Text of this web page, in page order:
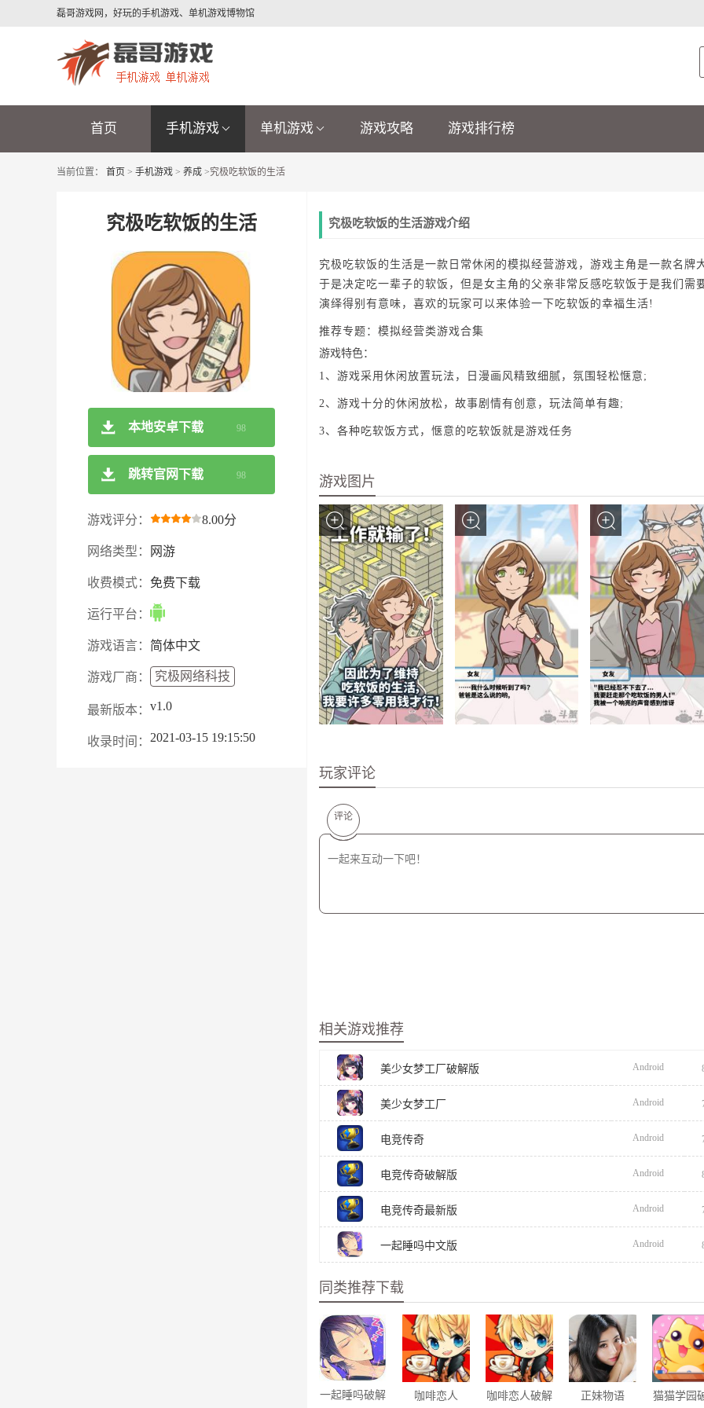
磊哥游戏网，好玩的手机游戏、单机游戏博物馆
首页 手机游戏 单机游戏 游戏攻略 游戏排行榜
当前位置： 首页 > 手机游戏 > 养成 >究极吃软饭的生活
究极吃软饭的生活
本地安卓下载 98
跳转官网下载 98
游戏评分： 8.00分
网络类型： 网游
收费模式： 免费下载
运行平台：
游戏语言： 简体中文
游戏厂商： 究极网络科技
最新版本： v1.0
收录时间： 2021-03-15 19:15:50
究极吃软饭的生活游戏介绍
究极吃软饭的生活是一款日常休闲的模拟经营游戏，游戏主角是一款名
于是决定吃一辈子的软饭，但是女主角的父亲非常反感吃软饭于是我们
演绎得别有意味，喜欢的玩家可以来体验一下吃软饭的幸福生活!
推荐专题：模拟经营类游戏合集
游戏特色：
1、游戏采用休闲放置玩法，日漫画风精致细腻，氛围轻松惬意;
2、游戏十分的休闲放松，故事剧情有创意，玩法简单有趣;
3、各种吃软饭方式，惬意的吃软饭就是游戏任务
游戏图片
玩家评论
评论
相关游戏推荐
美少女梦工厂破解版 Android
美少女梦工厂 Android
电竞传奇 Android
电竞传奇破解版 Android
电竞传奇最新版 Android
一起睡吗中文版 Android
同类推荐下载
一起睡吗破解
咖啡恋人
咖啡恋人破解
正妹物语
猫猫学园